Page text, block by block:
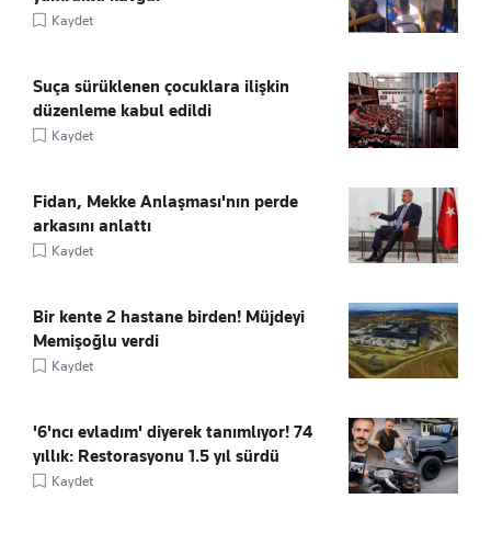
Kaydet
Suça sürüklenen çocuklara ilişkin
düzenleme kabul edildi
Kaydet
Fidan, Mekke Anlaşması'nın perde
arkasını anlattı
Kaydet
Bir kente 2 hastane birden! Müjdeyi
Memişoğlu verdi
Kaydet
'6'ncı evladım' diyerek tanımlıyor! 74
yıllık: Restorasyonu 1.5 yıl sürdü
Kaydet